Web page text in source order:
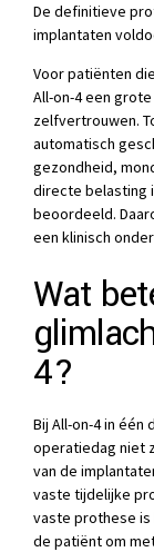
De definitieve
implantaten
Voor patiënten
All-on-4 een
zelfvertrouwen.
automatisch
gezondheid,
directe belasting
beoordeeld.
een klinisch
Wat
4?
Bij All-on-4 in
operatiedag niet
van de
vaste tijdelijke
vaste prothese
de patiënt om